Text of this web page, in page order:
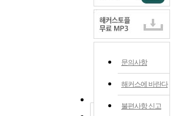
문의사항
해커스에 바란다
불편사항 신고